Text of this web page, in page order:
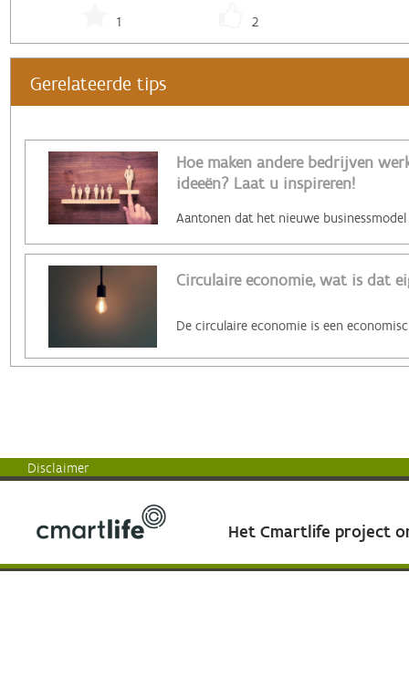
1 2
Gerelateerde tips
Hoe maken andere bedrijven
ideeën? Laat u inspireren!
Circulaire economie, wat is dat
Disclaimer
Het Cmartlife project